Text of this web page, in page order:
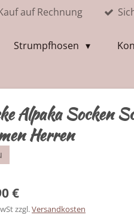
auf Rechnung
Strumpfhosen
Alpaka Socken
Herren
€
zzgl. Versandkosten